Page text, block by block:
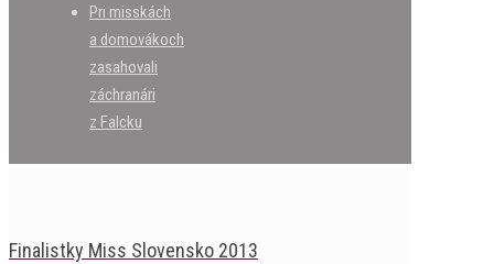
Pri misskách
a domovákoch
zasahovali
záchranári
z Falcku
Finalistky Miss Slovensko 2013